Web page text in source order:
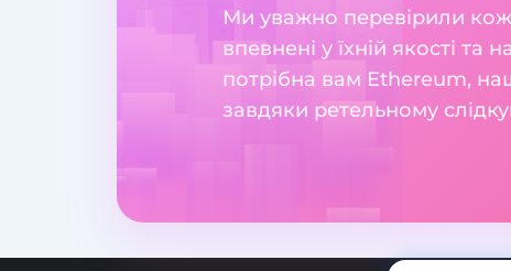
Ми уважно перевірили
впевнені у їхній якості
потрібна вам Ethereum,
завдяки ретельному